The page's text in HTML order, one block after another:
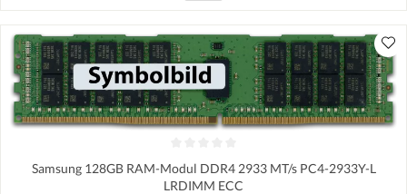
Samsung 128GB RAM-Modul DDR4 2933 MT/s PC4-2933Y-L
LRDIMM ECC